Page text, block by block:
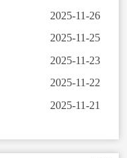
2025-11-26
2025-11-25
2025-11-23
2025-11-22
2025-11-21